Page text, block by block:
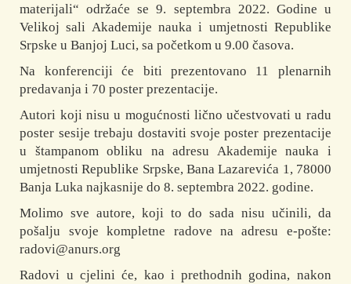
materijali“ održaće se 9. septembra 2022. Godine u
Velikoj sali Akademije nauka i umjetnosti Republike
Srpske u Banjoj Luci, sa početkom u 9.00 časova.
Na konferenciji će biti prezentovano 11 plenarnih
predavanja i 70 poster prezentacije.
Autori koji nisu u mogućnosti lično učestvovati u radu
poster sesije trebaju dostaviti svoje poster prezentacije
u štampanom obliku na adresu Akademije nauka i
umjetnosti Republike Srpske, Bana Lazarevića 1, 78000
Banja Luka najkasnije do 8. septembra 2022. godine.
Molimo sve autore, koji to do sada nisu učinili, da
pošalju svoje kompletne radove na adresu e-pošte:
radovi@anurs.org
Radovi u cjelini će, kao i prethodnih godina, nakon